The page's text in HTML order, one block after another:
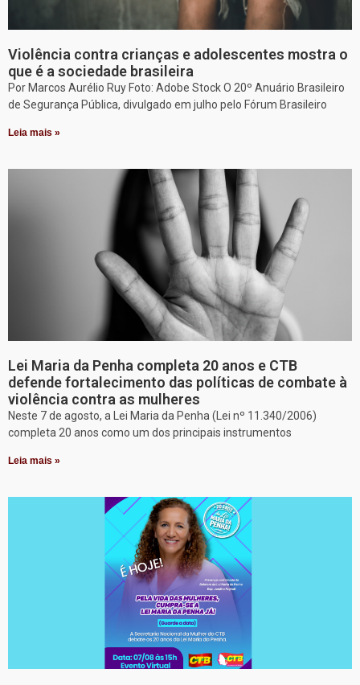
Violência contra crianças e adolescentes mostra o
que é a sociedade brasileira
Por Marcos Aurélio Ruy Foto: Adobe Stock O 20º Anuário Brasileiro
de Segurança Pública, divulgado em julho pelo Fórum Brasileiro
Leia mais »
Lei Maria da Penha completa 20 anos e CTB
defende fortalecimento das políticas de combate à
violência contra as mulheres
Neste 7 de agosto, a Lei Maria da Penha (Lei nº 11.340/2006)
completa 20 anos como um dos principais instrumentos
Leia mais »